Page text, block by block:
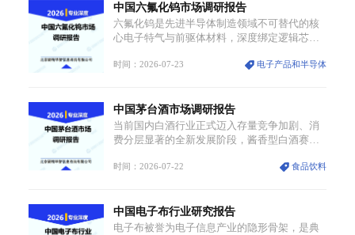
物理与电学性能，构建起“军民融合、全领域渗
透”的战略体系，成为全球科技产业运转的刚需
资源。
中国六氟化钨市场调研报告
六氟化钨是先进半导体制造领域不可替代的核
心电子特气与前驱体材料，深度绑定逻辑芯
（WF₆）是半导体化学气相沉积（CVD）、原
备输送精准、计量稳定的特点，适配半导体精
密制造流程。
时间：2026-07-23 电子产品和半导体
中国茅台酒市场调研报告
当前国内白酒行业正式迈入存量竞争加剧、消
费分层显著的全新发展阶段，酱香型白酒赛道
为行业核心增长赛道。贵州茅台凭借独一无二
头地位，市场核心竞争力持续领跑全行业。
时间：2026-07-22 食品饮料
中国电子布行业研究报告
电子布被誉为电子信息产业的隐形骨架，是典